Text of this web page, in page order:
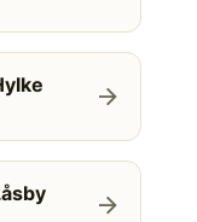
arrow_forward
arrow_forward